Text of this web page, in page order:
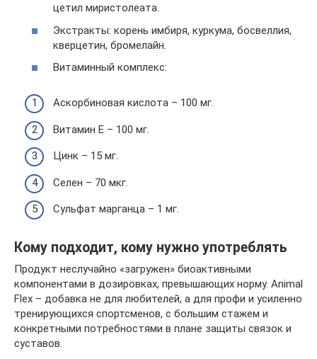
цетил миристолеата.
Экстракты: корень имбиря, куркума, босвеллия,
кверцетин, бромелайн.
Витаминный комплекс:
Аскорбиновая кислота – 100 мг.
Витамин Е – 100 мг.
Цинк – 15 мг.
Селен – 70 мкг.
Сульфат марганца – 1 мг.
Кому подходит, кому нужно употреблять
Продукт неслучайно «загружен» биоактивными
компонентами в дозировках, превышающих норму. Animal
Flex – добавка не для любителей, а для профи и усиленно
тренирующихся спортсменов, с большим стажем и
конкретными потребностями в плане защиты связок и
суставов.